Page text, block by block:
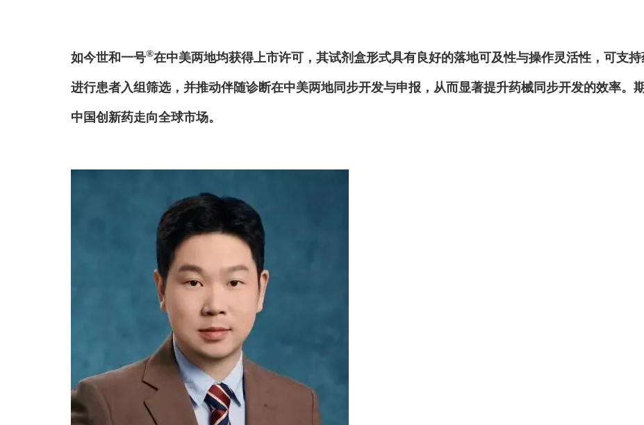
如今世和一号®在中美两地均获得上市许可，其试剂盒形式具有良好的落地可及性与操作灵活性，可支
进行患者入组筛选，并推动伴随诊断在中美两地同步开发与申报，从而显著提升药械同步开发的效率。
中国创新药走向全球市场。